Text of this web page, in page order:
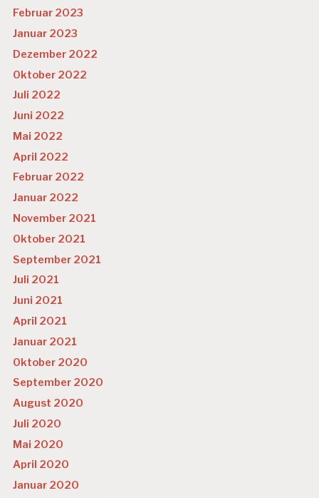
Februar 2023
Januar 2023
Dezember 2022
Oktober 2022
Juli 2022
Juni 2022
Mai 2022
April 2022
Februar 2022
Januar 2022
November 2021
Oktober 2021
September 2021
Juli 2021
Juni 2021
April 2021
Januar 2021
Oktober 2020
September 2020
August 2020
Juli 2020
Mai 2020
April 2020
Januar 2020